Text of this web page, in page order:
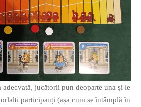
adecvată, jucătorii pun deoparte una și le
participanți (așa cum se întâmplă în